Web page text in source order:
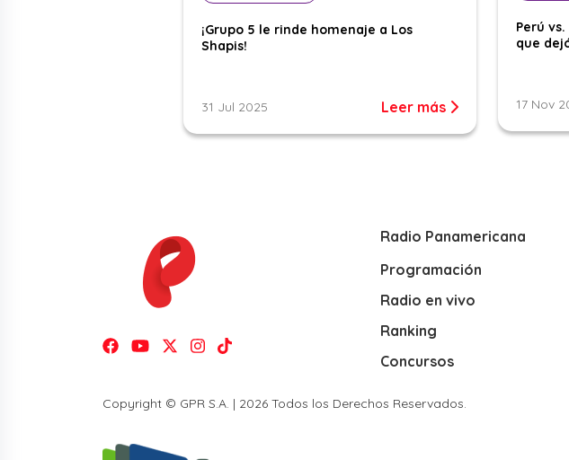
¡Grupo 5 le rinde homenaje a Los
Shapis!
31 Jul 2025 Leer más
Perú
que
17 Nov
Radio Panamericana
Programación
Radio en vivo
Ranking
Concursos
Copyright © GPR S.A. | 2026 Todos los Derechos Reservados.